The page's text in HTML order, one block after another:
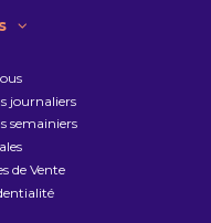
journaliers
semainiers
de Vente